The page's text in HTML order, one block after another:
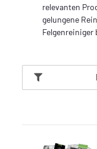
relevanten
gelungene